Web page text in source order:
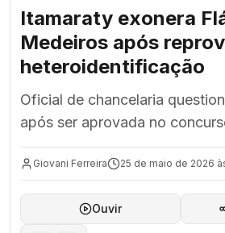
Itamaraty exonera
Medeiros após
heteroidentificação
Oficial de chancelaria
após ser aprovada no
Giovani Ferreira 25 de maio de 2026
Ouvir